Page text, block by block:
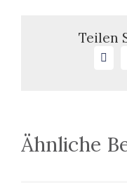
Teilen
Ähnliche